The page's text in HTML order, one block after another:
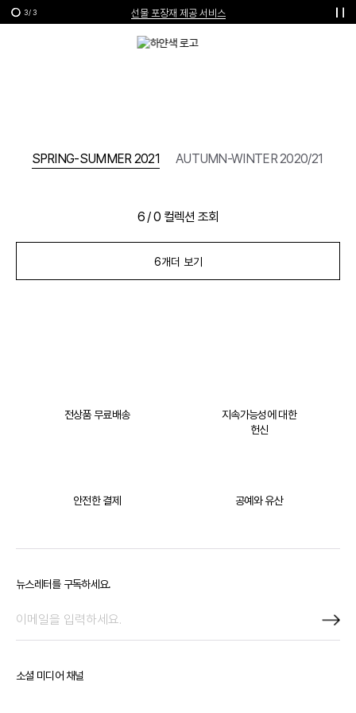
선물 포장재 제공 서비스
한여름의 특별한 선물, 10% 할인 쿠폰
3/ 3
SPRING-SUMMER 2021 AUTUMN-WINTER 2020/21
6/0 컬렉션 조회
6개더 보기
전상품 무료배송
지속가능성에 대한
헌신
안전한 결제 공예와 유산
뉴스레터를 구독하세요.
소셜 미디어 채널